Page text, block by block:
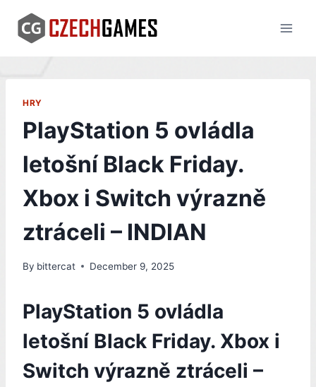
content
HRY
PlayStation 5 ovládla
letošní Black Friday.
Xbox i Switch výrazně
ztráceli – INDIAN
By bittercat December 9, 2025
PlayStation 5 ovládla
letošní Black Friday. Xbox i
Switch výrazně ztráceli –